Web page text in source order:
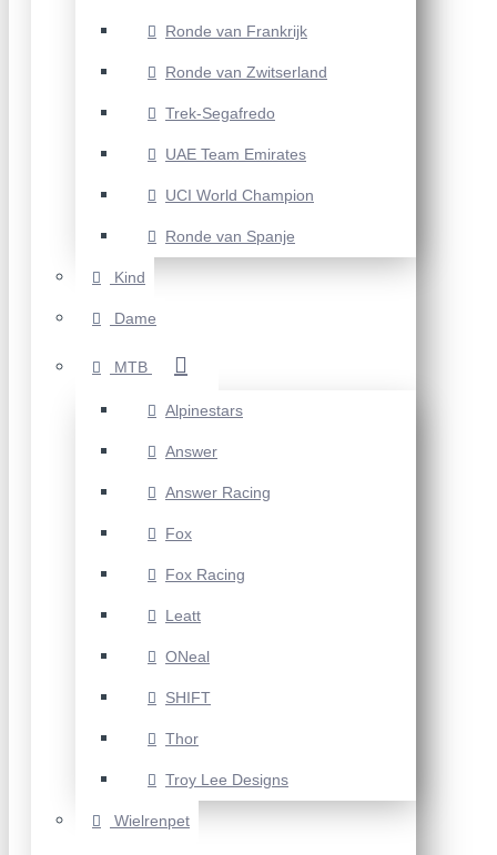
Ronde van Frankrijk
Ronde van Zwitserland
Trek-Segafredo
UAE Team Emirates
UCI World Champion
Ronde van Spanje
Kind
Dame
MTB
Alpinestars
Answer
Answer Racing
Fox
Fox Racing
Leatt
ONeal
SHIFT
Thor
Troy Lee Designs
Wielrenpet